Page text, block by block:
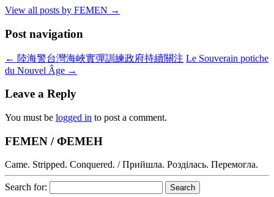
View all posts by FEMEN →
Post navigation
← 陸海警台灣海峽實彈訓練政府持續關注 Le Souverain potiche
du Nouvel Âge →
Leave a Reply
You must be logged in to post a comment.
FEMEN / ФЕМЕН
Came. Stripped. Conquered. / Прийшла. Розділась. Перемогла.
Search for: